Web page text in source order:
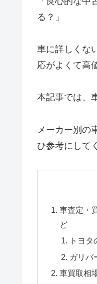
る？」
車に詳しくな
応がよくて高
本記事では、
メーカー別の
ひ参考にして
車査定・
ど
トヨ
ガリバ
車買取相